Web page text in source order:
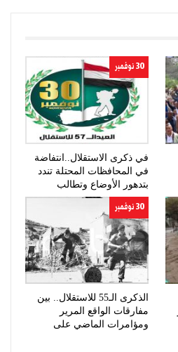
30 نوفمبر
في ذكرى الاستقلال..انتفاضة
في المحافظات المحتلة تندد
بتدهور الأوضاع وتطالب
برحيل…
30 نوفمبر
الذكرى الـ55 للاستقلال.. بين
مفارقات الواقع المرير
ومؤامرات الماضي على